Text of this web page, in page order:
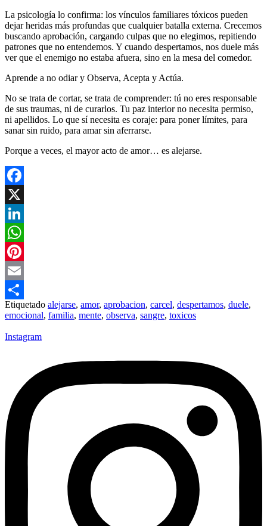
La psicología lo confirma: los vínculos familiares tóxicos pueden
dejar heridas más profundas que cualquier batalla externa. Crecemos
buscando aprobación, cargando culpas que no elegimos, repitiendo
patrones que no entendemos. Y cuando despertamos, nos duele más
ver que el enemigo no estaba afuera, sino en la mesa del comedor.
Aprende a no odiar y Observa, Acepta y Actúa.
No se trata de cortar, se trata de comprender: tú no eres responsable
de sus traumas, ni de curarlos. Tu paz interior no necesita permiso,
ni apellidos. Lo que sí necesita es coraje: para poner límites, para
sanar sin ruido, para amar sin aferrarse.
Porque a veces, el mayor acto de amor… es alejarse.
Facebook
X
LinkedIn
WhatsApp
Pinterest
Email
Compartir
Etiquetado alejarse, amor, aprobacion, carcel, despertamos, duele,
emocional, familia, mente, observa, sangre, toxicos
Instagram